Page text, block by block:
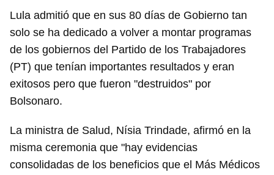
Lula admitió que en sus 80 días de Gobierno tan
solo se ha dedicado a volver a montar programas
de los gobiernos del Partido de los Trabajadores
(PT) que tenían importantes resultados y eran
exitosos pero que fueron "destruidos" por
Bolsonaro.
La ministra de Salud, Nísia Trindade, afirmó en la
misma ceremonia que "hay evidencias
consolidadas de los beneficios que el Más Médicos